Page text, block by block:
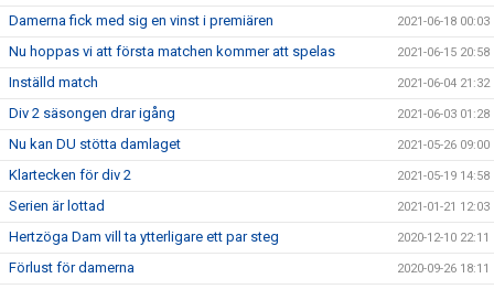
Damerna fick med sig en vinst i premiären 2021-06-18 00:03
Nu hoppas vi att första matchen kommer att spelas 2021-06-15 20:58
Inställd match 2021-06-04 21:32
Div 2 säsongen drar igång 2021-06-03 01:28
Nu kan DU stötta damlaget 2021-05-26 09:00
Klartecken för div 2 2021-05-19 14:58
Serien är lottad 2021-01-21 12:03
Hertzöga Dam vill ta ytterligare ett par steg 2020-12-10 22:11
Förlust för damerna 2020-09-26 18:11